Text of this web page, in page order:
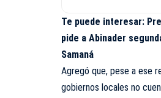
Te puede interesar:
pide a Abinader
Samaná
Agregó que, pese a ese
gobiernos locales no